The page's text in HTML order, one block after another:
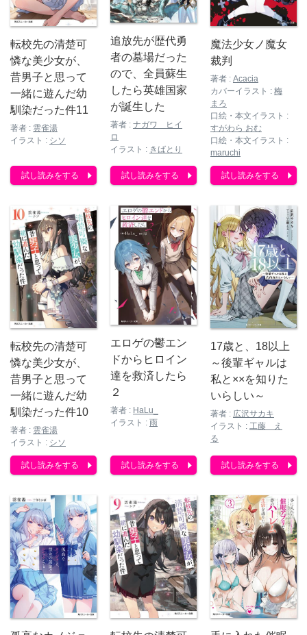
転校先の清楚可
憐な美少女が、
昔男子と思って
一緒に遊んだ幼
馴染だった件11
著者 : 雲雀湯
イラスト : シソ
試し読みをする
追放先が歴代勇
者の墓場だった
ので、全員蘇生
したら英雄国家
が誕生した
著者 : ナガワ ヒイ
ロ
イラスト : きばとり
試し読みをする
魔法少女ノ魔女
裁判
著者 : Acacia
カバーイラスト : 梅
まろ
口絵・本文イラスト :
すがわら おむ
口絵・本文イラスト :
maruchi
試し読みをする
転校先の清楚可
憐な美少女が、
昔男子と思って
一緒に遊んだ幼
馴染だった件10
著者 : 雲雀湯
イラスト : シソ
試し読みをする
エロゲの鬱エン
ドからヒロイン
達を救済したら
２
著者 : HaLu_
イラスト : 雨
試し読みをする
17歳と、18以上
～後輩ギャルは
私と××を知りた
いらしい～
著者 : 広沢サカキ
イラスト : 工藤 え
る
試し読みをする